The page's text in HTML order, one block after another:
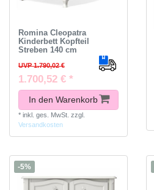
Romina Cleopatra
Kinderbett Kopfteil
Streben 140 cm
UVP 1.790,02 €
1.700,52 € *
In den Warenkorb
* inkl. ges. MwSt. zzgl.
Versandkosten
-5%